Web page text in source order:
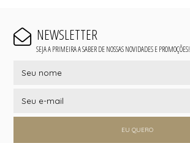
NEWSLETTER
SEJA A PRIMEIRA A SABER DE NOSSAS NOVIDADES E PROMOÇÕES!
EU QUERO